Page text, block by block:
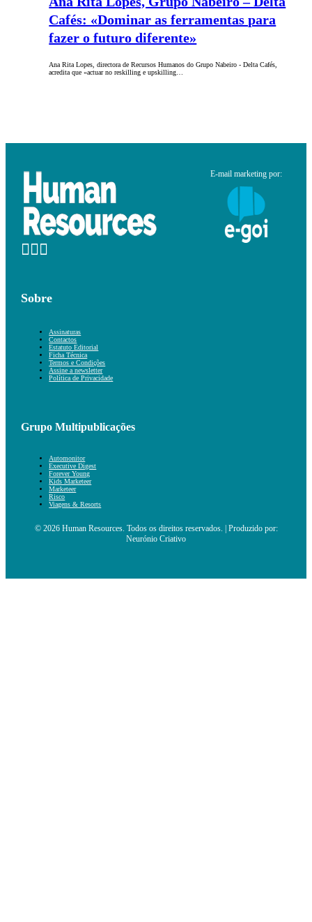
Cafés: «Dominar as ferramentas para
fazer o futuro diferente»
Ana Rita Lopes, directora de Recursos Humanos do Grupo Nabeiro - Delta Cafés,
acredita que «actuar no reskilling e upskilling…
E-mail marketing por:
Sobre
Assinaturas
Contactos
Estatuto Editorial
Ficha Técnica
Termos e Condições
Assine a newsletter
Política de Privacidade
Grupo Multipublicações
Automonitor
Executive Digest
Forever Young
Kids Marketeer
Marketeer
Risco
Viagens & Resorts
© 2026 Human Resources. Todos os direitos reservados. | Produzido por:
Neurónio Criativo